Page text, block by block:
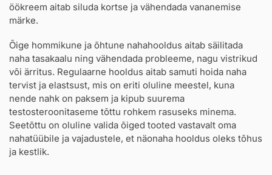
öökreem aitab siluda kortse ja vähendada vananemise
märke.
Õige hommikune ja õhtune nahahooldus aitab säilitada
naha tasakaalu ning vähendada probleeme, nagu vistrikud
või ärritus. Regulaarne hooldus aitab samuti hoida naha
tervist ja elastsust, mis on eriti oluline meestel, kuna
nende nahk on paksem ja kipub suurema
testosteroonitaseme tõttu rohkem rasuseks minema.
Seetõttu on oluline valida õiged tooted vastavalt oma
nahatüübile ja vajadustele, et näonaha hooldus oleks tõhus
ja kestlik.